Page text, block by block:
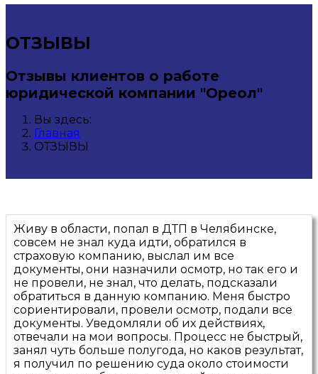
ОТЗЫВЫ
Отзывы клиентов о работе
юридической компании "Ореол"
Вы здесь:
Главная
ОТЗЫВЫ
Живу в области, попал в ДТП в Челябинске,
совсем не знал куда идти, обратился в
страховую компанию, выслал им все
документы, они назначили осмотр, но так его и
не провели, не знал, что делать, подсказали
обратиться в данную компанию. Меня быстро
сориентировали, провели осмотр, подали все
документы. Уведомляли об их действиях,
отвечали на мои вопросы. Процесс не быстрый,
занял чуть больше полугода, но каков результат,
я получил по решению суда около стоимости